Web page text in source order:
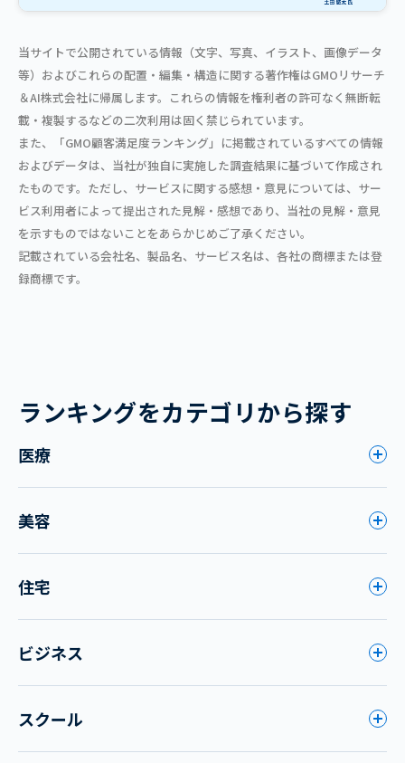
当サイトで公開されている情報（文字、写真、イラスト、画像データ
等）およびこれらの配置・編集・構造に関する著作権はGMOリサーチ
＆AI株式会社に帰属します。これらの情報を権利者の許可なく無断転
載・複製するなどの二次利用は固く禁じられています。
また、「GMO顧客満足度ランキング」に掲載されているすべての情報
およびデータは、当社が独自に実施した調査結果に基づいて作成され
たものです。ただし、サービスに関する感想・意見については、サー
ビス利用者によって提出された見解・感想であり、当社の見解・意見
を示すものではないことをあらかじめご了承ください。
記載されている会社名、製品名、サービス名は、各社の商標または登
録商標です。
ランキングをカテゴリから探す
医療
美容
住宅
ビジネス
スクール